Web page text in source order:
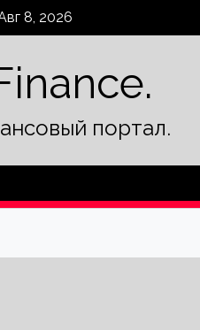
8, 2026
портал.